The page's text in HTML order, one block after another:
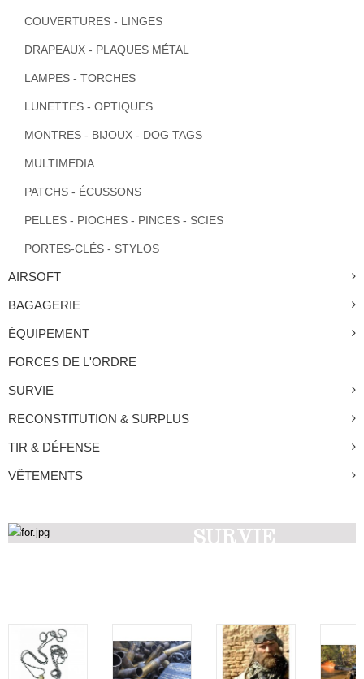
COUVERTURES - LINGES
DRAPEAUX - PLAQUES MÉTAL
LAMPES - TORCHES
LUNETTES - OPTIQUES
MONTRES - BIJOUX - DOG TAGS
MULTIMEDIA
PATCHS - ÉCUSSONS
PELLES - PIOCHES - PINCES - SCIES
PORTES-CLÉS - STYLOS
AIRSOFT
BAGAGERIE
ÉQUIPEMENT
FORCES DE L'ORDRE
SURVIE
RECONSTITUTION & SURPLUS
TIR & DÉFENSE
VÊTEMENTS
SURVIE